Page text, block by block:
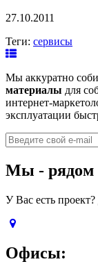
27.10.2011
Теги: сервисы
Мы аккуратно
материалы для
интернет-
эксплуатации
Мы - рядом
У Вас есть
Офисы: